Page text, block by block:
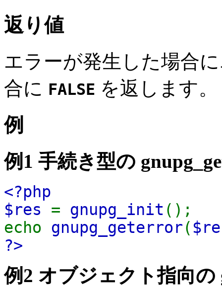
返り値
エラーが発生した場合
合に FALSE を返します。
例
例1 手続き型の
<?php
$res = gnupg_init ();
echo gnupg_geterror(
?>
例2 オブジェクト指向の